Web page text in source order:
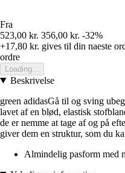
Fra
523,00 kr. 356,00 kr. -32%
+17,80 kr. gives til din naeste
ordre
Loading...
Beskrivelse
green adidasGå til og sving
lavet af en blød, elastisk
de er nemme at tage af og på
giver dem en struktur, som du
Almindelig pasform med